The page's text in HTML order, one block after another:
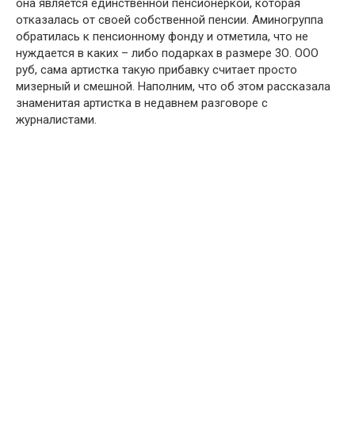
отказалась от своей собственной пенсии. Аминогруппа
обратилась к пенсионному фонду и отметила, что не
нуждается в каких – либо подарках в размере 3О. ООО
руб, сама артистка такую прибавку считает просто
мизерный и смешной. Наполним, что об этом рассказала
знаменитая артистка в недавнем разговоре с
журналистами.